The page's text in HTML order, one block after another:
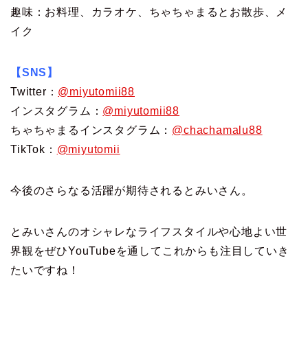
趣味：お料理、カラオケ、ちゃちゃまるとお散歩、メ
イク
【SNS】
Twitter： @miyutomii88
インスタグラム： @miyutomii88
ちゃちゃまるインスタグラム： @chachamalu88
TikTok： @miyutomii
今後のさらなる活躍が期待されるとみいさん。
とみいさんのオシャレなライフスタイルや心地よい世
界観をぜひYouTubeを通してこれからも注目していき
たいですね！